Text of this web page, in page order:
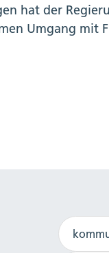
hat der
Umgang mit